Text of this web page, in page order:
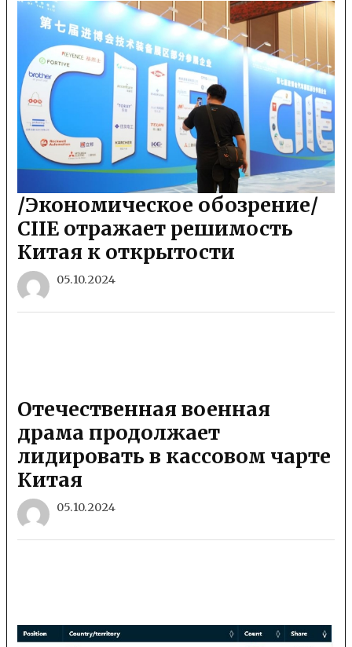
/Экономическое обозрение/
CIIE отражает решимость
Китая к открытости
05.10.2024
Отечественная военная
драма продолжает
лидировать в кассовом чарте
Китая
05.10.2024